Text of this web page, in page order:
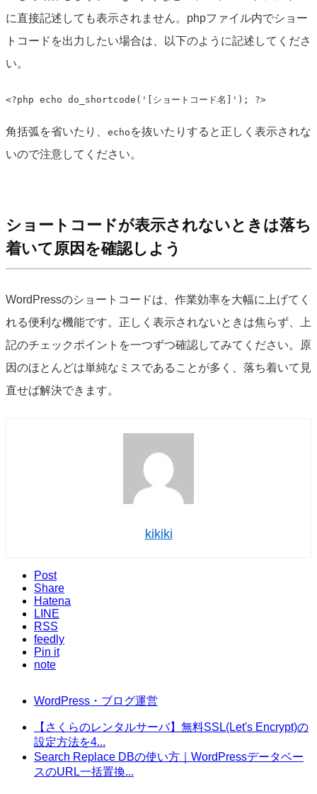
に直接記述しても表示されません。phpファイル内でショー
トコードを出力したい場合は、以下のように記述してくださ
い。
<?php echo do_shortcode('[ショートコード名]'); ?>
角括弧を省いたり、 echo を抜いたりすると正しく表示されな
いので注意してください。
ショートコードが表示されないときは落ち
着いて原因を確認しよう
WordPressのショートコードは、作業効率を大幅に上げてく
れる便利な機能です。正しく表示されないときは焦らず、上
記のチェックポイントを一つずつ確認してみてください。原
因のほとんどは単純なミスであることが多く、落ち着いて見
直せば解決できます。
kikiki
Post
Share
Hatena
LINE
RSS
feedly
Pin it
note
WordPress・ブログ運営
【さくらのレンタルサーバ】無料SSL(Let's Encrypt)の
設定方法を4...
Search Replace DBの使い方｜WordPressデータベー
スのURL一括置換...